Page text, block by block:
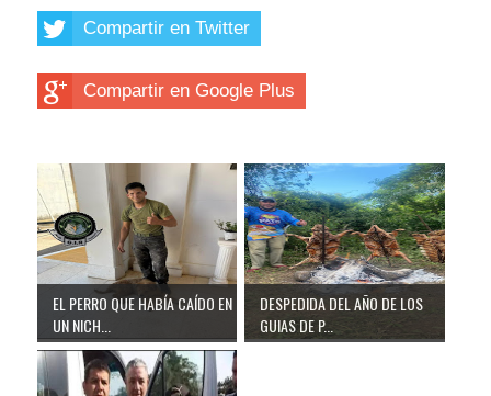
Compartir en Twitter
Compartir en Google Plus
EL PERRO QUE HABÍA CAÍDO EN
UN NICH...
DESPEDIDA DEL AÑO DE LOS
GUIAS DE P...